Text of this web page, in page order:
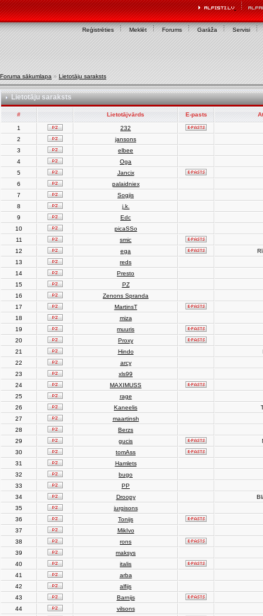
Reģistrēties Meklēt Forums Garāža Servisi
Foruma sākumlapa » Lietotāju saraksts
Lietotāju saraksts
# Lietotājvārds E-pasts
1
232
2
jansons
3
elbee
4
Oga
5
Jancix
6
palaidniex
7
Sogjis
8
j.k.
9
Edc
10
picaSSo
11
smic
12
ega
13
reds
14
Presto
15
PZ
16
Zenons Spranda
17
MartinsT
18
miza
19
muuris
20
Proxy
21
Hindo
22
arcy
23
xls99
24
MAXIMUSS
25
rage
26
Kaneelis
27
maartinsh
28
Berzs
29
gucis
30
tomAss
31
Hamlets
32
bugo
33
PP
34
Droopy
35
jurgisons
36
Tonijs
37
MikIvo
38
rons
39
maksys
40
italis
41
arba
42
alfijs
43
Barnijs
44
vilsons